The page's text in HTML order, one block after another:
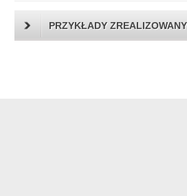
PRZYKŁADY